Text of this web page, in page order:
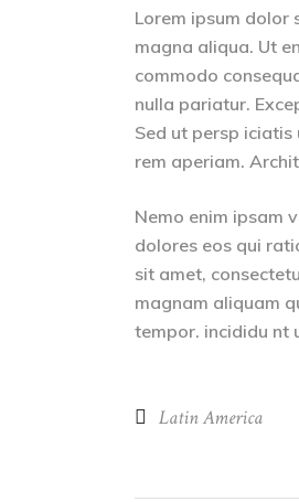
Lorem ipsum dolor
magna aliqua. Ut
commodo
nulla pariatur.
Sed ut persp
rem aperiam.
Nemo enim ipsam
dolores eos qui
sit amet,
magnam aliquam
tempor. incididu nt
Latin America